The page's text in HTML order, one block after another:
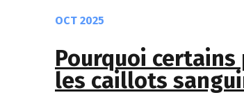
OCT 2025
Pourquoi
les caillots